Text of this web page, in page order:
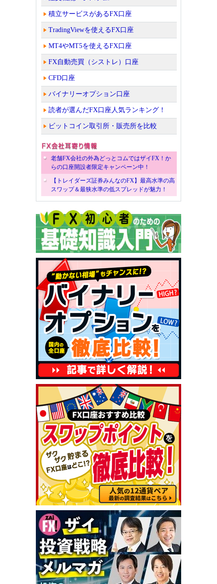
積立サービスがあるFX口座
TradingViewを使えるFX口座
MT4やMT5を使えるFX口座
FX自動売買（シストレ）口座
CFD口座
バイナリーオプション口座
読者が選んだFX口座人気ランキング！
ビットコイン取引所・販売所を比較
老舗FX会社の外為どっとコムではザイFX！か
らの口座開設者限定キャンペーン中！
【トレイダーズ証券みんなのFX】最高水準の高
スワップ＆最狭水準の低スプレッドが魅力！